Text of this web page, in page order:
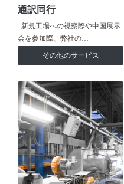
通訳同行
新規工場への視察際や中国展示
会を参加際、弊社の…
その他のサービス